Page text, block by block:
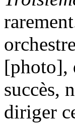
[photo],
succès,
diriger